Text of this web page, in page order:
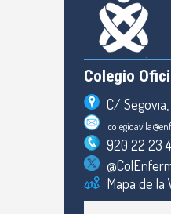
Colegio
C/
920 22 23
Mapa de la